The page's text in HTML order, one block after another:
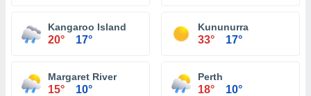
Kangaroo Island
20° 17°
Kununurra
33° 17°
Margaret River
15° 10°
Perth
18° 10°